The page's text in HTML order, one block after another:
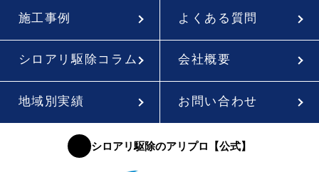
施工事例 よくある質問
シロアリ駆除コラム 会社概要
地域別実績 お問い合わせ
シロアリ駆除のアリプロ【公式】